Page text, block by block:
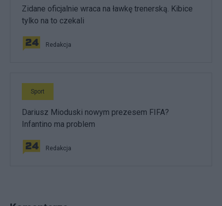
Zidane oficjalnie wraca na ławkę trenerską. Kibice
tylko na to czekali
Redakcja
Sport
Dariusz Mioduski nowym prezesem FIFA?
Infantino ma problem
Redakcja